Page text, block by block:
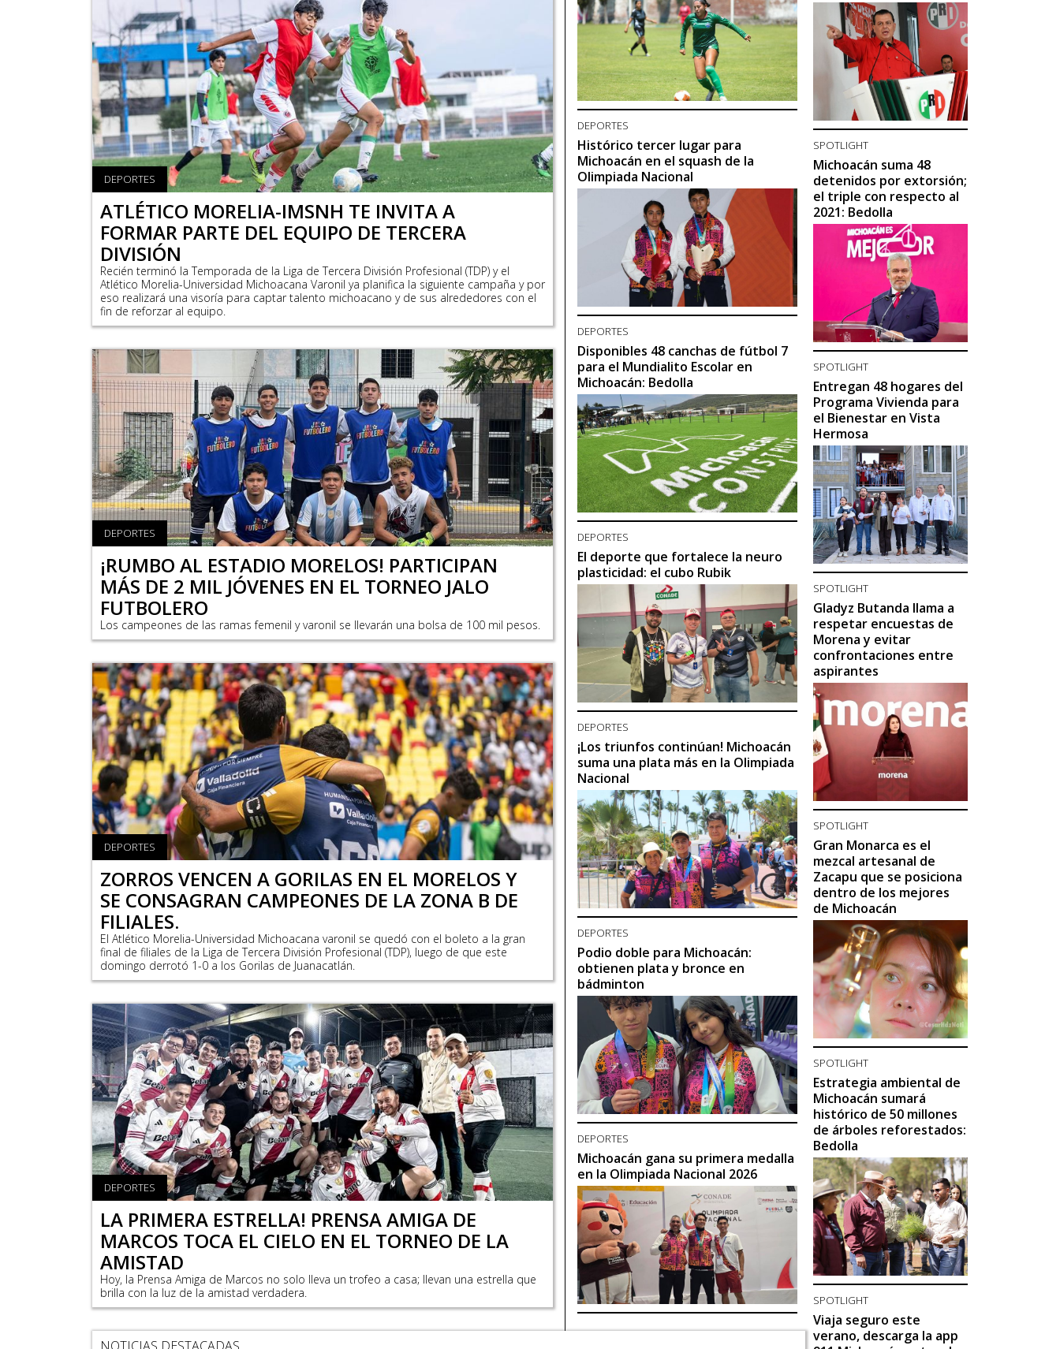
DEPORTES
ATLÉTICO MORELIA-IMSNH TE INVITA A
FORMAR PARTE DEL EQUIPO DE TERCERA
DIVISIÓN
Recién terminó la Temporada de la Liga de Tercera División Profesional (TDP) y el
Atlético Morelia-Universidad Michoacana Varonil ya planifica la siguiente campaña y por
eso realizará una visoría para captar talento michoacano y de sus alrededores con el
fin de reforzar al equipo.
DEPORTES
¡RUMBO AL ESTADIO MORELOS! PARTICIPAN
MÁS DE 2 MIL JÓVENES EN EL TORNEO JALO
FUTBOLERO
Los campeones de las ramas femenil y varonil se llevarán una bolsa de 100 mil pesos.
DEPORTES
ZORROS VENCEN A GORILAS EN EL MORELOS Y
SE CONSAGRAN CAMPEONES DE LA ZONA B DE
FILIALES.
El Atlético Morelia-Universidad Michoacana varonil se quedó con el boleto a la gran
final de filiales de la Liga de Tercera División Profesional (TDP), luego de que este
domingo derrotó 1-0 a los Gorilas de Juanacatlán.
DEPORTES
LA PRIMERA ESTRELLA! PRENSA AMIGA DE
MARCOS TOCA EL CIELO EN EL TORNEO DE LA
AMISTAD
Hoy, la Prensa Amiga de Marcos no solo lleva un trofeo a casa; llevan una estrella que
brilla con la luz de la amistad verdadera.
DEPORTES
Histórico tercer lugar para
Michoacán en el squash de la
Olimpiada Nacional
DEPORTES
Disponibles 48 canchas de fútbol 7
para el Mundialito Escolar en
Michoacán: Bedolla
DEPORTES
El deporte que fortalece la neuro
plasticidad: el cubo Rubik
DEPORTES
¡Los triunfos continúan! Michoacán
suma una plata más en la Olimpiada
Nacional
DEPORTES
Podio doble para Michoacán:
obtienen plata y bronce en
bádminton
DEPORTES
Michoacán gana su primera medalla
en la Olimpiada Nacional 2026
SPOTLIGHT
Michoacán suma 48
detenidos por extorsión;
el triple con respecto al
2021: Bedolla
SPOTLIGHT
Entregan 48 hogares del
Programa Vivienda para
el Bienestar en Vista
Hermosa
SPOTLIGHT
Gladyz Butanda llama a
respetar encuestas de
Morena y evitar
confrontaciones entre
aspirantes
SPOTLIGHT
Gran Monarca es el
mezcal artesanal de
Zacapu que se posiciona
dentro de los mejores
de Michoacán
SPOTLIGHT
Estrategia ambiental de
Michoacán sumará
histórico de 50 millones
de árboles reforestados:
Bedolla
SPOTLIGHT
Viaja seguro este
verano, descarga la app